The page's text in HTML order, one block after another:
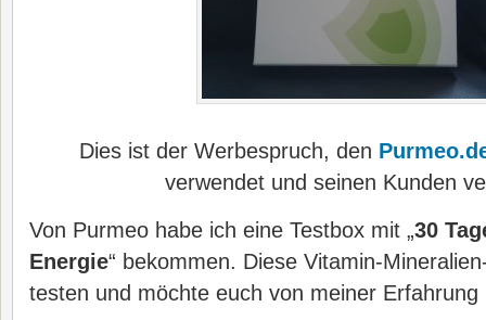
Dies ist der Werbespruch, den
verwendet und seinen Kunden
Von Purmeo habe ich eine Testbox mit „30
Energie“ bekommen. Diese Vitamin-
testen und möchte euch von meiner Erfahrung